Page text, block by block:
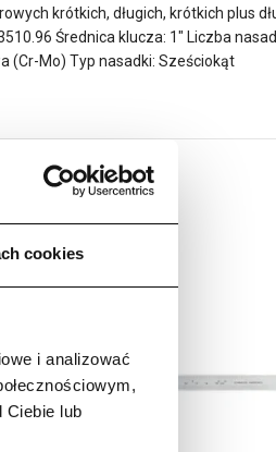
cookies
i analizować
Ciebie lub
krótkich, długich, krótkich plus
Średnica klucza: 1″ Liczba
(Cr-Mo) Typ nasadki: Sześciokąt